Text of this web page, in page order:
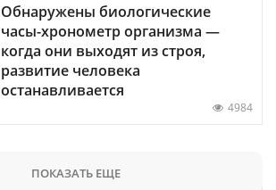
Обнаружены биологические
часы-хронометр организма —
когда они выходят из строя,
развитие человека
останавливается
4984
ПОКАЗАТЬ ЕЩЕ